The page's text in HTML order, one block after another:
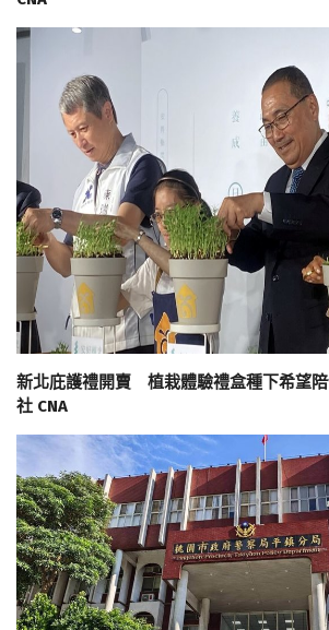
新北庇護禮開賣 植栽體驗禮盒種下希望
社 CNA